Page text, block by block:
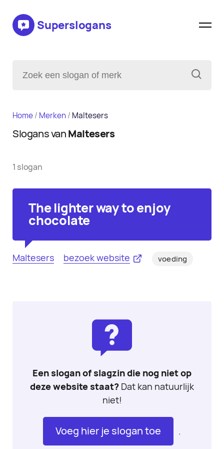
Superslogans
Home/ Merken/ Maltesers
Slogans vanMaltesers
1 slogan
The lighter way to enjoy
chocolate
Maltesers bezoek website voeding
Een slogan of slagzin die nog niet op
deze website staat? Dat kan natuurlijk
niet!
Voeg hier je slogan toe .